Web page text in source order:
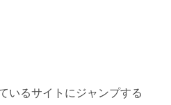
いるサイトにジャンプする